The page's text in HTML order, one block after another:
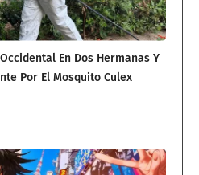
En Dos Hermanas Y
Por El Mosquito Culex